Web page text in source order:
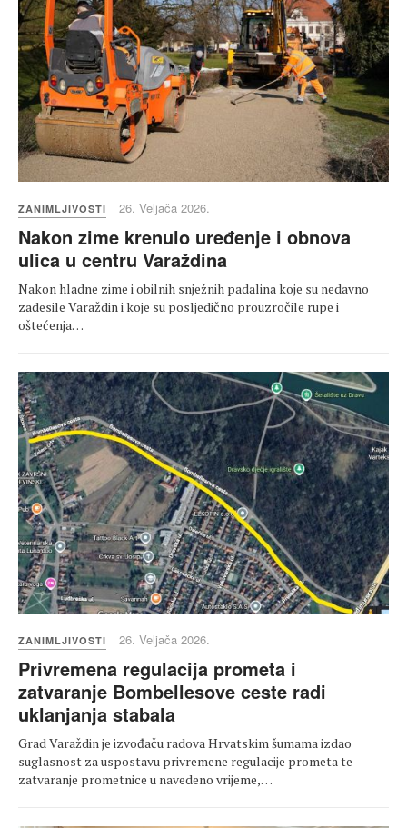
ZANIMLJIVOSTI 26. Veljača 2026.
Nakon zime krenulo uređenje i obnova
ulica u centru Varaždina
Nakon hladne zime i obilnih snježnih padalina koje su nedavno
zadesile Varaždin i koje su posljedično prouzročile rupe i
oštećenja…
ZANIMLJIVOSTI 26. Veljača 2026.
Privremena regulacija prometa i
zatvaranje Bombellesove ceste radi
uklanjanja stabala
Grad Varaždin je izvođaču radova Hrvatskim šumama izdao
suglasnost za uspostavu privremene regulacije prometa te
zatvaranje prometnice u navedeno vrijeme,…